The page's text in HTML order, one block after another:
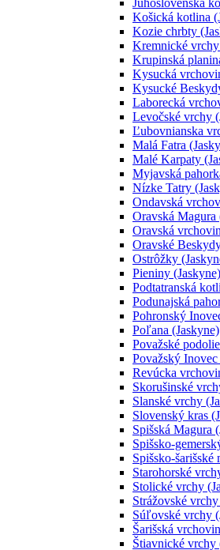
Košická kotlina
Kozie chrbty
Kremnické
Krupinská
Kysucká
Kysucké
Laborecká
Levočské vrchy
Ľubovnianska
Malá Fatra
Malé Karpaty
Myjavská
Nízke Tatry
Ondavská
Oravská Magura
Oravská
Oravské
Ostrôžky
Pieniny (Jaskyne)
Podtatranská
Podunajská
Pohronský
Poľana (Jaskyne)
Považské
Považský Inovec
Revúcka
Skorušinské
Slanské vrchy
Slovenský kras
Spišská Magura
Spišsko-
Spišsko-šarišské
Starohorské
Stolické vrchy
Strážovské
Súľovské vrchy
Šarišská
Štiavnické vrchy